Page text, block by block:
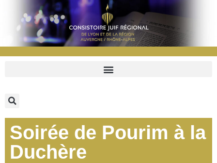
Soirée de Pourim à la
Duchère